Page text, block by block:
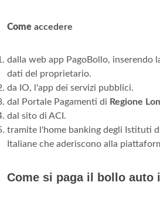
Come accedere
dalla web app PagoBollo, inserendo
dati del proprietario.
da IO, l'app dei servizi pubblici.
dal Portale Pagamenti di Regione
dal sito di ACI.
tramite l'home banking degli Istituti
Italiane che aderiscono alla
Come si paga il bollo auto